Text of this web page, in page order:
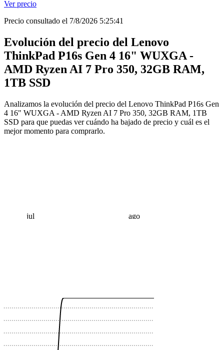
Ver precio
Precio consultado el 7/8/2026 5:25:41
Evolución del precio del Lenovo
ThinkPad P16s Gen 4 16" WUXGA -
AMD Ryzen AI 7 Pro 350, 32GB RAM,
1TB SSD
Analizamos la evolución del precio del Lenovo ThinkPad P16s Gen
4 16" WUXGA - AMD Ryzen AI 7 Pro 350, 32GB RAM, 1TB
SSD para que puedas ver cuándo ha bajado de precio y cuál es el
mejor momento para comprarlo.
jul ago